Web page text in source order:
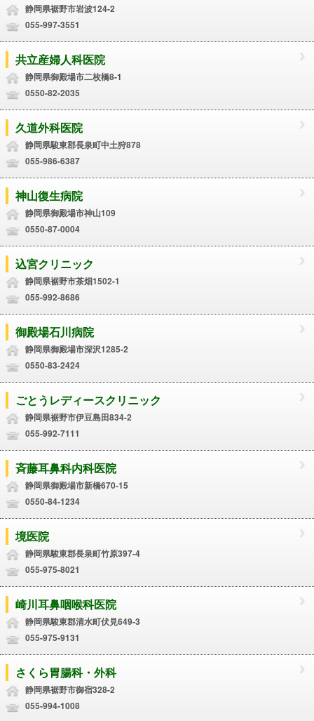
静岡県裾野市岩波124-2
055-997-3551
共立産婦人科医院
静岡県御殿場市二枚橋8-1
0550-82-2035
久道外科医院
静岡県駿東郡長泉町中土狩878
055-986-6387
神山復生病院
静岡県御殿場市神山109
0550-87-0004
込宮クリニック
静岡県裾野市茶畑1502-1
055-992-8686
御殿場石川病院
静岡県御殿場市深沢1285-2
0550-83-2424
ごとうレディースクリニック
静岡県裾野市伊豆島田834-2
055-992-7111
斉藤耳鼻科内科医院
静岡県御殿場市新橋670-15
0550-84-1234
境医院
静岡県駿東郡長泉町竹原397-4
055-975-8021
崎川耳鼻咽喉科医院
静岡県駿東郡清水町伏見649-3
055-975-9131
さくら胃腸科・外科
静岡県裾野市御宿328-2
055-994-1008